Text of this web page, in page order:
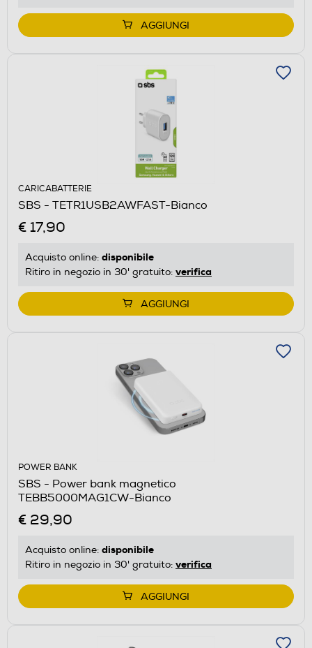
AGGIUNGI
CARICABATTERIE
SBS - TETR1USB2AWFAST-Bianco
€ 17,90
Acquisto online: disponibile
Ritiro in negozio in 30' gratuito: verifica
AGGIUNGI
POWER BANK
SBS - Power bank magnetico
TEBB5000MAG1CW-Bianco
€ 29,90
Acquisto online: disponibile
Ritiro in negozio in 30' gratuito: verifica
AGGIUNGI